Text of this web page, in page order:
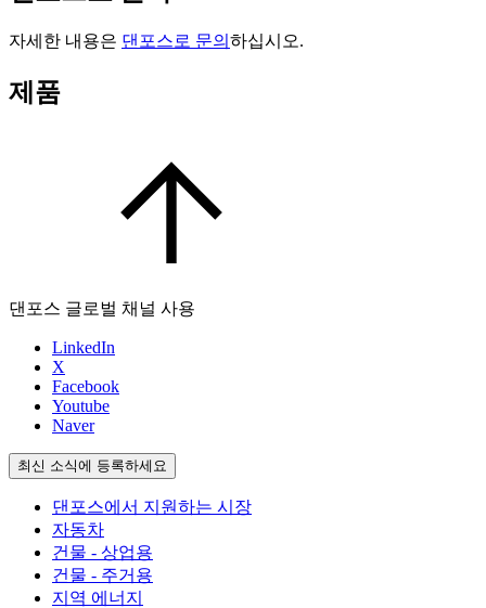
자세한 내용은 댄포스로 문의 하십시오.
제품
댄포스 글로벌 채널 사용
LinkedIn
X
Facebook
Youtube
Naver
최신 소식에 등록하세요
댄포스에서 지원하는 시장
자동차
건물 - 상업용
건물 - 주거용
지역 에너지